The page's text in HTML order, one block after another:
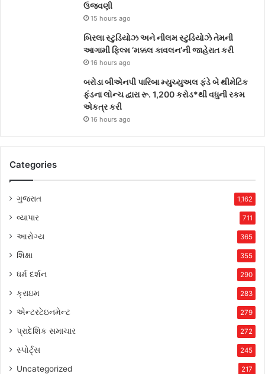
ઉજવણી
15 hours ago
બિરલા સ્ટુડિયોઝ અને નીલમ સ્ટુડિયોઝે તેમની
આગામી ફિલ્મ ‘મક્કલ કાવલન’ની જાહેરાત કરી
16 hours ago
બરોડા બીએનપી પારિબા મ્યુચ્યુઅલ ફંડે બે થીમેટિક
ફંડના લોન્ચ દ્વારા રૂ. 1,200 કરોડ*થી વધુની રકમ
એકત્ર કરી
16 hours ago
Categories
ગુજરાત 1,162
વ્યાપાર 711
આરોગ્ય 365
શિક્ષા 355
ધર્મ દર્શન 290
ક્રાઇમ 283
એન્ટરટેઇનમેન્ટ 279
પ્રાદેશિક સમાચાર 272
સ્પોર્ટ્સ 245
Uncategorized 217